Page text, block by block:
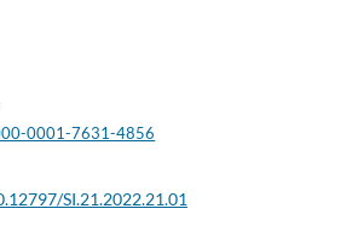
0001-7631-4856
SI.21.2022.21.01